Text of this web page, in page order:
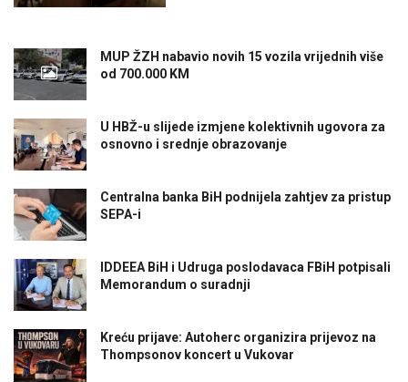
MUP ŽZH nabavio novih 15 vozila vrijednih više
od 700.000 KM
U HBŽ-u slijede izmjene kolektivnih ugovora za
osnovno i srednje obrazovanje
Centralna banka BiH podnijela zahtjev za pristup
SEPA-i
IDDEEA BiH i Udruga poslodavaca FBiH potpisali
Memorandum o suradnji
Kreću prijave: Autoherc organizira prijevoz na
Thompsonov koncert u Vukovar